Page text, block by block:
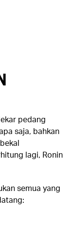
pedang
saja, bahkan
lagi, Ronin
semua yang